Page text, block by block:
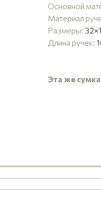
Основной
Материал
Размеры:
Длина ручек:
Эта же